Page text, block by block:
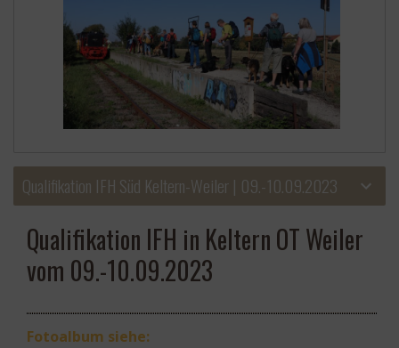
Qualifikation IFH Süd Keltern-Weiler | 09.-10.09.2023
Qualifikation IFH in Keltern OT Weiler
vom 09.-10.09.2023
Fotoalbum siehe: